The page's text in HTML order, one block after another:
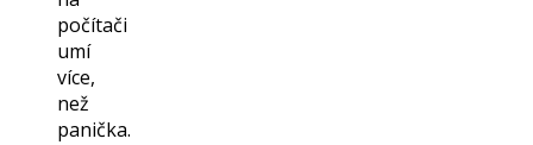
počítači
umí
více,
než
panička.